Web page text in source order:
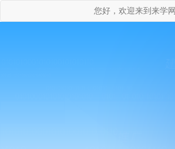
您好，欢迎来到来学网